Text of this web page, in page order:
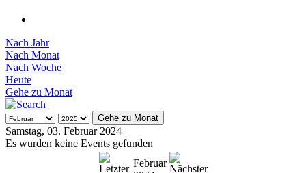
Nach Jahr
Nach Monat
Nach Woche
Heute
Gehe zu Monat
Gehe zu Monat
Samstag, 03. Februar 2024
Es wurden keine Events gefunden
Februar